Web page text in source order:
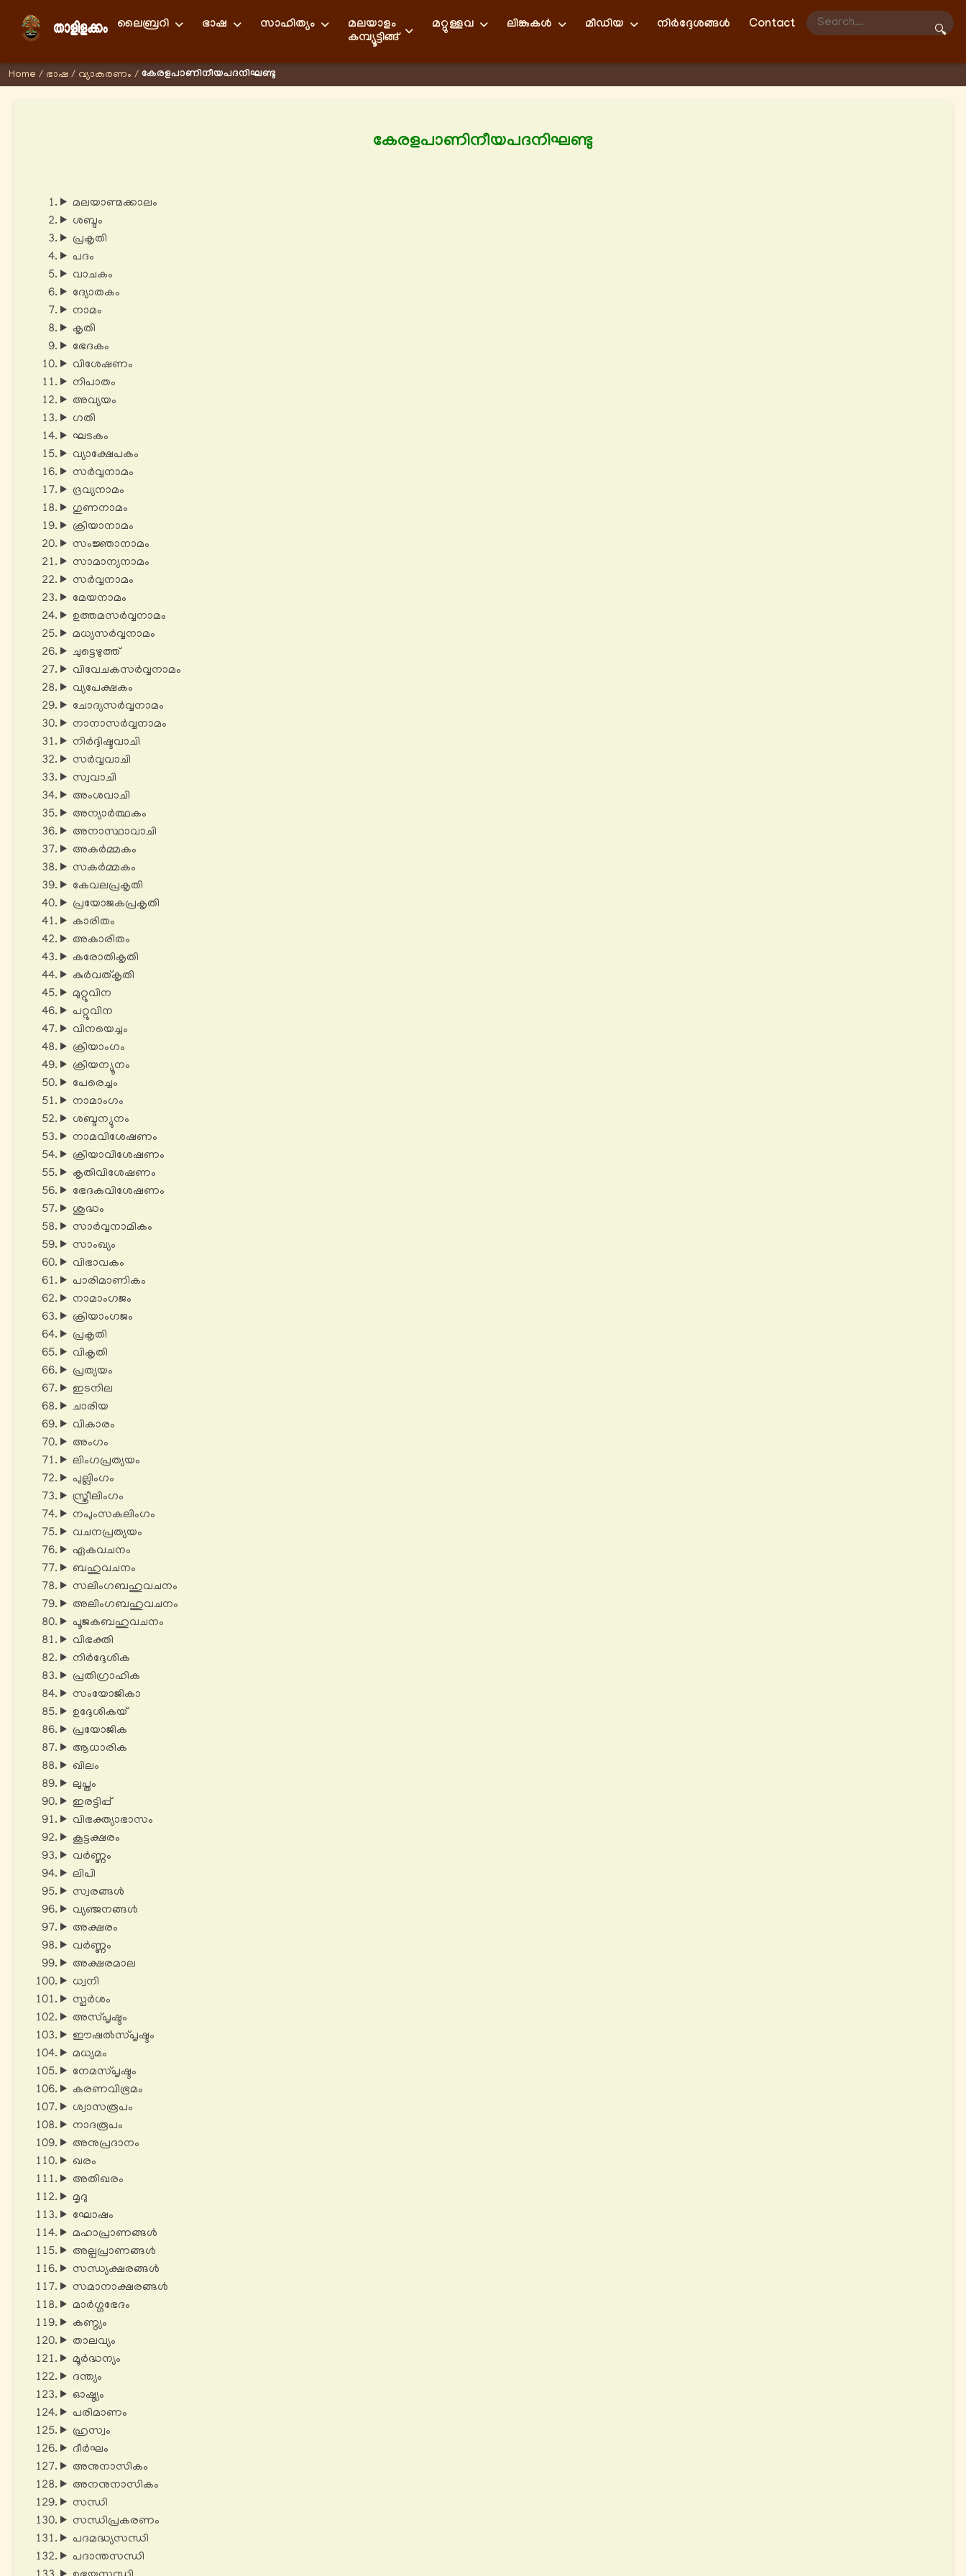
ലൈബ്രറി ഭാഷ സാഹിത്യം
മലയാളം
കമ്പ്യൂട്ടിങ്ങ്
മറ്റുള്ളവ ലിങ്കുകള്‍ മീഡിയ നിർദ്ദേശങ്ങൾ Contact
🔍
Home / ഭാഷ / വ്യാകരണം / കേരളപാണിനീയപദനിഘണ്ടു
കേരളപാണിനീയപദനിഘണ്ടു
മലയാണ്മക്കാലം
ശബ്ദം
പ്രകൃതി
പദം
വാചകം
ദ്യോതകം
നാമം
കൃതി
ഭേദകം
വിശേഷണം
നിപാതം
അവ്യയം
ഗതി
ഘടകം
വ്യാക്ഷേപകം
സർവ്വനാമം
ദ്രവ്യനാമം
ഗുണനാമം
ക്രിയാനാമം
സംജ്ഞാനാമം
സാമാന്യനാമം
സർവ്വനാമം
മേയനാമം
ഉത്തമസർവ്വനാമം
മധ്യസർവ്വനാമം
ചുട്ടെഴുത്ത്
വിവേചകസർവ്വനാമം
വ്യപേക്ഷകം
ചോദ്യസർവ്വനാമം
നാനാസർവ്വനാമം
നിർദ്ദിഷ്ടവാചി
സർവ്വവാചി
സ്വവാചി
അംശവാചി
അന്യാർത്ഥകം
അനാസ്ഥാവാചി
അകർമ്മകം
സകർമ്മകം
കേവലപ്രകൃതി
പ്രയോജകപ്രകൃതി
കാരിതം
അകാരിതം
കരോതികൃതി
കുർവത്കൃതി
മുറ്റുവിന
പറ്റുവിന
വിനയെച്ചം
ക്രിയാംഗം
ക്രിയന്യൂനം
പേരെച്ചം
നാമാംഗം
ശബ്ദന്യുനം
നാമവിശേഷണം
ക്രിയാവിശേഷണം
കൃതിവിശേഷണം
ഭേദകവിശേഷണം
ശുദ്ധം
സാർവ്വനാമികം
സാംഖ്യം
വിഭാവകം
പാരിമാണികം
നാമാംഗജം
ക്രിയാംഗജം
പ്രകൃതി
വികൃതി
പ്രത്യയം
ഇടനില
ചാരിയ
വികാരം
അംഗം
ലിംഗപ്രത്യയം
പുല്ലിംഗം
സ്ത്രീലിംഗം
നപുംസകലിംഗം
വചനപ്രത്യയം
ഏകവചനം
ബഹുവചനം
സലിംഗബഹുവചനം
അലിംഗബഹുവചനം
പൂജകബഹുവചനം
വിഭക്തി
നിർദ്ദേശിക
പ്രതിഗ്രാഹിക
സംയോജികാ
ഉദ്ദേശികയ്
പ്രയോജിക
ആധാരിക
ഖിലം
ലുപ്തം
ഇരട്ടിപ്പ്
വിഭക്ത്യാഭാസം
കൂട്ടക്ഷരം
വർണ്ണം
ലിപി
സ്വരങ്ങൾ
വ്യഞ്ജനങ്ങൾ
അക്ഷരം
വർണ്ണം
അക്ഷരമാല
ധ്വനി
സ്പർശം
അസ്പൃഷ്ടം
ഈഷൽസ്പൃഷ്ടം
മധ്യമം
നേമസ്പൃഷ്ടം
കരണവിഭ്രമം
ശ്വാസരൂപം
നാദരൂപം
അനുപ്രദാനം
ഖരം
അതിഖരം
മൃദു
ഘോഷം
മഹാപ്രാണങ്ങൾ
അല്പപ്രാണങ്ങൾ
സന്ധ്യക്ഷരങ്ങൾ
സമാനാക്ഷരങ്ങൾ
മാർഗ്ഗഭേദം
കണ്ഠ്യം
താലവ്യം
മൂർദ്ധന്യം
ദന്ത്യം
ഓഷ്ഠ്യം
പരിമാണം
ഹ്രസ്വം
ദീർഘം
അനുനാസികം
അനനുനാസികം
സന്ധി
സന്ധിപ്രകരണം
പദമദ്ധ്യസന്ധി
പദാന്തസന്ധി